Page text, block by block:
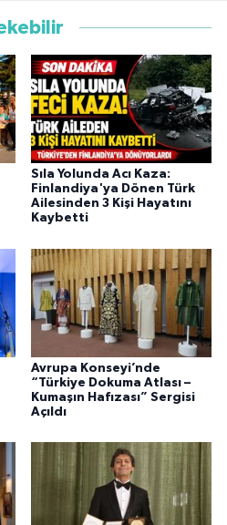
Sıla Yolunda Acı Kaza:
Finlandiya'ya Dönen Türk
Ailesinden 3 Kişi Hayatını
Kaybetti
Avrupa Konseyi’nde
“Türkiye Dokuma Atlası –
Kumaşın Hafızası” Sergisi
Açıldı